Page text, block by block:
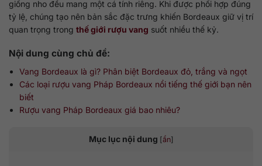
giống nho đều mang một cá tính riêng. Khi được phối hợp đúng
tỷ lệ, chúng tạo nên bản sắc đặc trưng khiến Bordeaux giữ vị trí
quan trọng trong thế giới rượu vang suốt nhiều thế kỷ.
Nội dung cùng chủ đề:
Vang Bordeaux là gì? Phân biệt Bordeaux đỏ, trắng và ngọt
Các loại rượu vang Pháp Bordeaux nổi tiếng thế giới bạn nên
biết
Rượu vang Pháp Bordeaux giá bao nhiêu?
Mục lục nội dung [ẩn]